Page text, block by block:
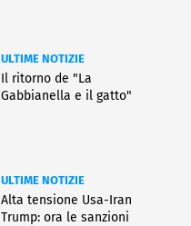
ULTIME NOTIZIE
Il ritorno de "La
Gabbianella e il gatto"
ULTIME NOTIZIE
Alta tensione Usa-Iran
Trump: ora le sanzioni